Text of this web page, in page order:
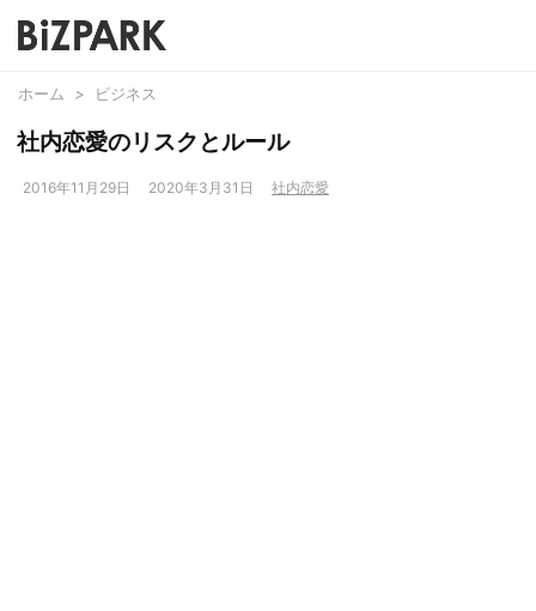
ホーム > ビジネス
社内恋愛のリスクとルール
2016年11月29日 2020年3月31日 社内恋愛